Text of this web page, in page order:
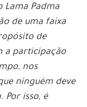
Lama Padma
de uma faixa
de
a participação
nos
ninguém deve
Por isso, é